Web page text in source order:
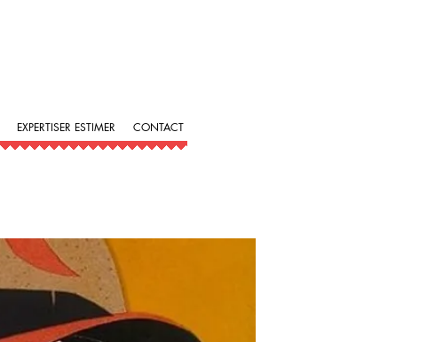
EXPERTISER ESTIMER CONTACT